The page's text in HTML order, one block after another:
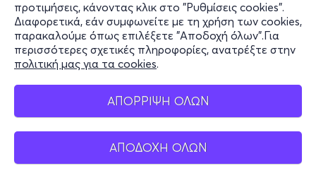
προτιμήσεις, κάνοντας κλικ στο "Ρυθμίσεις cookies".
Διαφορετικά, εάν συμφωνείτε με τη χρήση των cookies,
παρακαλούμε όπως επιλέξετε "Αποδοχή όλων".Για
περισσότερες σχετικές πληροφορίες, ανατρέξτε στην
πολιτική μας για τα cookies.
ΑΠΟΡΡΙΨΗ ΟΛΩΝ
ΑΠΟΔΟΧΗ ΟΛΩΝ
Stay Connected
Mobile app